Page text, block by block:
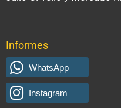
Informes
WhatsApp
Instagram